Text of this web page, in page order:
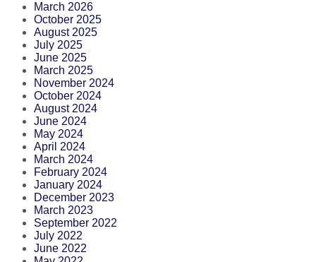
March 2026
October 2025
August 2025
July 2025
June 2025
March 2025
November 2024
October 2024
August 2024
June 2024
May 2024
April 2024
March 2024
February 2024
January 2024
December 2023
March 2023
September 2022
July 2022
June 2022